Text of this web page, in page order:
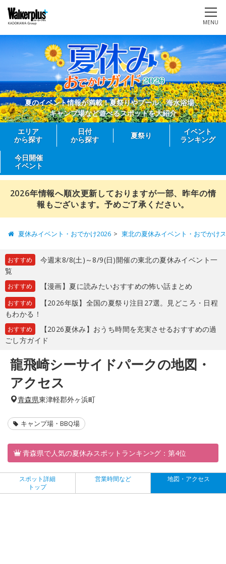
MENU
夏のイベント情報が満載！夏祭りやプール、海水浴場、
キャンプ場など遊べるスポットを大紹介
エリア
から探す
日付
から探す
夏祭り
イベント
ランキング
今日開催
イベント
2026年情報へ順次更新しておりますが一部、昨年の情
報もございます。予めご了承ください。
夏休みイベント・おでかけ2026 東北の夏休みイベント・おでかけ
おすすめ
今週末8/8(土)～8/9(日)開催の東北の夏休みイベント一
覧
おすすめ 【漫画】夏に読みたいおすすめの怖い話まとめ
おすすめ
【2026年版】全国の夏祭り注目27選。見どころ・日程
もわかる！
おすすめ
【2026夏休み】おうち時間を充実させるおすすめの過
ごし方ガイド
龍飛崎シーサイドパークの地図・
アクセス
青森県東津軽郡外ヶ浜町
キャンプ場・BBQ場
青森県で人気の夏休みスポットランキン>グ：第4位
スポット詳細
トップ
営業時間など 地図・アクセス